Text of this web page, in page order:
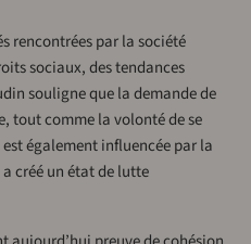
rencontrées par la société
sociaux, des tendances
souligne que la demande de
tout comme la volonté de se
également influencée par la
créé un état de lutte